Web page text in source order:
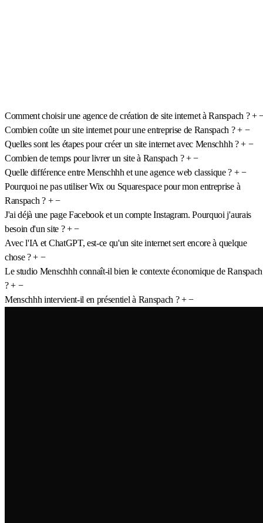
Comment choisir une agence de création de site internet à Ranspach ? +
Combien coûte un site internet pour une entreprise de Ranspach ? + −
Quelles sont les étapes pour créer un site internet avec Menschhh ? + −
Combien de temps pour livrer un site à Ranspach ? + −
Quelle différence entre Menschhh et une agence web classique ? + −
Pourquoi ne pas utiliser Wix ou Squarespace pour mon entreprise à
Ranspach ? + −
J'ai déjà une page Facebook et un compte Instagram. Pourquoi j'aurais
besoin d'un site ? + −
Avec l'IA et ChatGPT, est-ce qu'un site internet sert encore à quelque
chose ? + −
Le studio Menschhh connaît-il bien le contexte économique de Ranspach
? + −
Menschhh intervient-il en présentiel à Ranspach ? + −